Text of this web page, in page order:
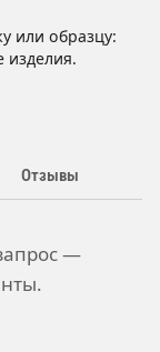
или образцу:
изделия.
Отзывы
—